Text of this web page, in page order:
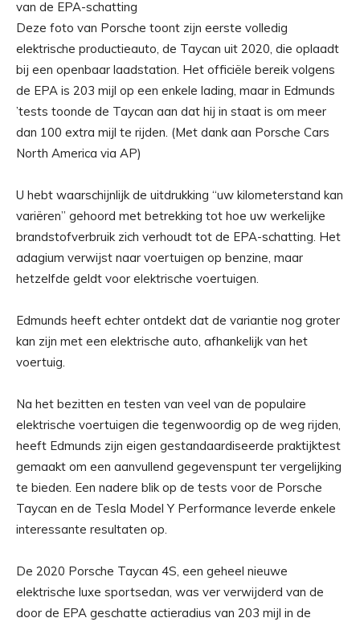
Deze foto van Porsche toont zijn eerste volledig
elektrische productieauto, de Taycan uit 2020, die oplaadt
bij een openbaar laadstation. Het officiële bereik volgens
de EPA is 203 mijl op een enkele lading, maar in Edmunds
’tests toonde de Taycan aan dat hij in staat is om meer
dan 100 extra mijl te rijden. (Met dank aan Porsche Cars
North America via AP)
U hebt waarschijnlijk de uitdrukking “uw kilometerstand kan
variëren” gehoord met betrekking tot hoe uw werkelijke
brandstofverbruik zich verhoudt tot de EPA-schatting. Het
adagium verwijst naar voertuigen op benzine, maar
hetzelfde geldt voor elektrische voertuigen.
Edmunds heeft echter ontdekt dat de variantie nog groter
kan zijn met een elektrische auto, afhankelijk van het
voertuig.
Na het bezitten en testen van veel van de populaire
elektrische voertuigen die tegenwoordig op de weg rijden,
heeft Edmunds zijn eigen gestandaardiseerde praktijktest
gemaakt om een ​​aanvullend gegevenspunt ter vergelijking
te bieden. Een nadere blik op de tests voor de Porsche
Taycan en de Tesla Model Y Performance leverde enkele
interessante resultaten op.
De 2020 Porsche Taycan 4S, een geheel nieuwe
elektrische luxe sportsedan, was ver verwijderd van de
door de EPA geschatte actieradius van 203 mijl in de